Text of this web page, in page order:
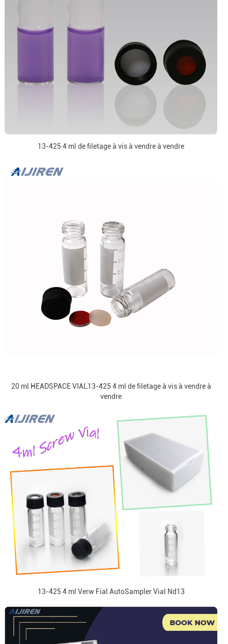
13-425 4 ml de filetage à vis à vendre à vendre
20 ml HEADSPACE VIAL13-425 4 ml de filetage à vis à vendre à
vendre
13-425 4 ml Verw Fial AutoSampler Vial Nd13